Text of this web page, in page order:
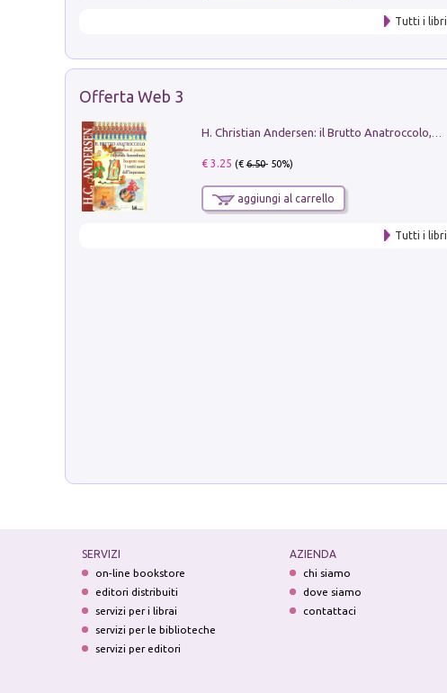
Tutti i libri
Offerta Web 3
€ 3.25 (€6.50- 50%)
aggiungi al carrello
Tutti i libri
SERVIZI
on-line bookstore
editori distribuiti
servizi per i librai
servizi per le biblioteche
servizi per editori
AZIENDA
chi siamo
dove siamo
contattaci